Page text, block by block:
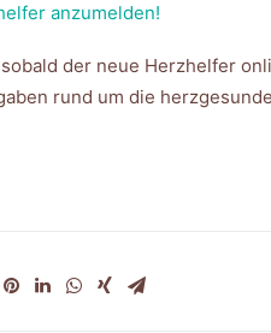
anzumelden!
der neue Herzhelfer
rund um die